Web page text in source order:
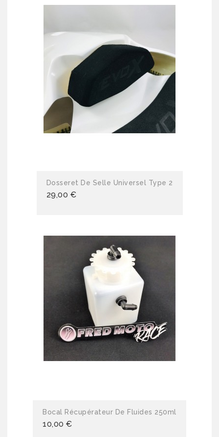
Dosseret De Selle Universel Type 2
29,00 €
Bocal Récupérateur De Fluides 250ml
10,00 €